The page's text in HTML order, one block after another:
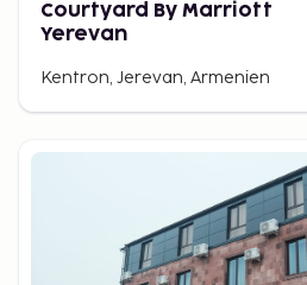
Courtyard By Marriott
Yerevan
Kentron, Jerevan, Armenien